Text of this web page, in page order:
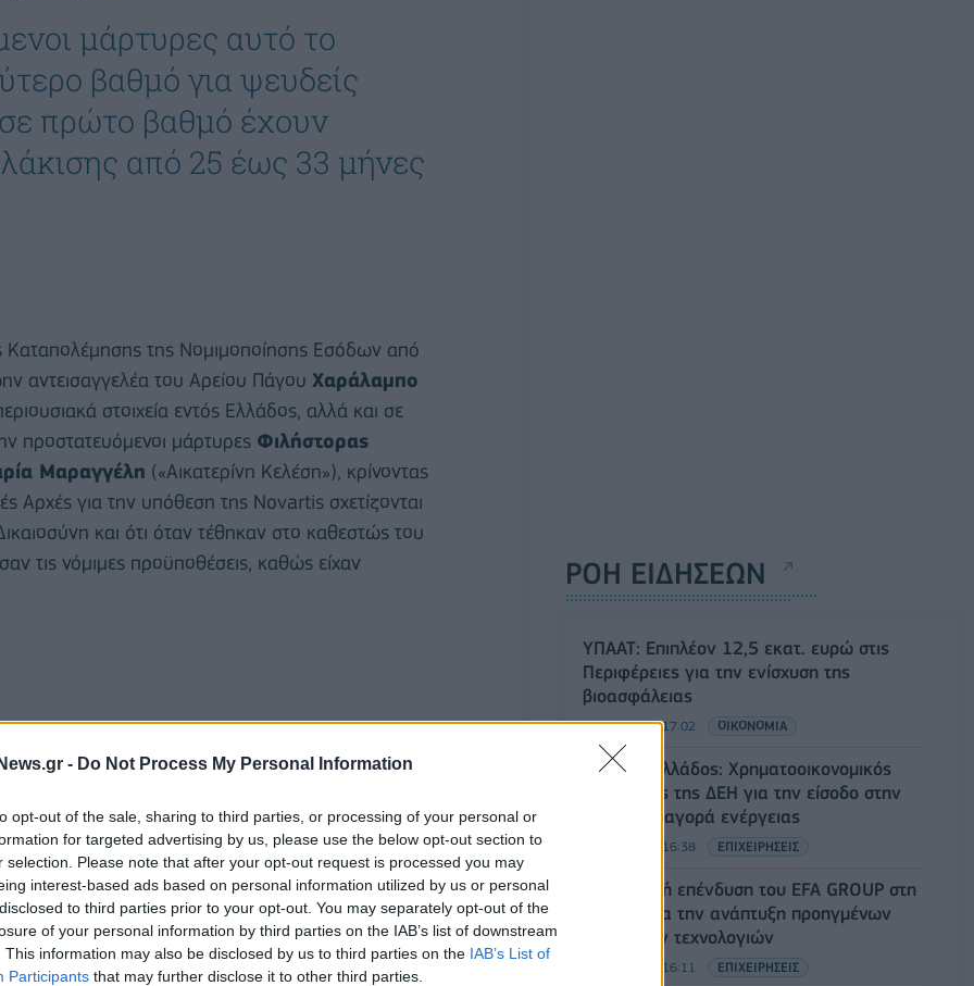
- Do Not Process My Personal Information
opt-out of the sale, sharing to third parties, or processing of your personal or
for targeted advertising by us, please use the below opt-out section to
selection. Please note that after your opt-out request is processed you may
interest-based ads based on personal information utilized by us or personal
to third parties prior to your opt-out. You may separately opt-out of the
of your personal information by third parties on the IAB’s list of downstream
This information may also be disclosed by us to third parties on the IAB’s List of
Participants that may further disclose it to other third parties.
μάρτυρες αυτό το
βαθμό για ψευδείς
σε πρώτο βαθμό έχουν
από 25 έως 33 μήνες
Καταπολέμησης της Νομιμοποίησης Εσόδων από
αντεισαγγελέα του Αρείου Πάγου Χαράλαμπο
στοιχεία εντός Ελλάδος, αλλά και σε
προστατευόμενοι μάρτυρες Φιλήστορας
Μαραγγέλη («Αικατερίνη Κελέση»), κρίνοντας
Αρχές για την υπόθεση της Novartis σχετίζονται
και ότι όταν τέθηκαν στο καθεστώς του
τις νόμιμες προϋποθέσεις, καθώς είχαν
διάστημα δικάζονται σε δεύτερο βαθμό για
ΡΟΗ ΕΙΔΗΣΕΩΝ
ΥΠΑΑΤ: Επιπλέον 12,5 εκατ. ευρώ στις
Περιφέρειες για την ενίσχυση της
βιοασφάλειας
07/08/2026 - 17:02 ΟΙΚΟΝΟΜΙΑ
Deloitte Ελλάδος: Χρηματοοικονομικός
σύμβουλος της ΔΕΗ για την είσοδο στην
πολωνική αγορά ενέργειας
07/08/2026 - 16:38 ΕΠΙΧΕΙΡΗΣΕΙΣ
Στρατηγική επένδυση του EFA GROUP στη
Fractal για την ανάπτυξη προηγμένων
αμυντικών τεχνολογιών
07/08/2026 - 16:11 ΕΠΙΧΕΙΡΗΣΕΙΣ